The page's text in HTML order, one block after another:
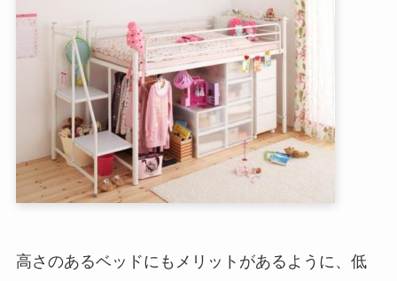
高さのあるベッドにもメリットがあるように、低